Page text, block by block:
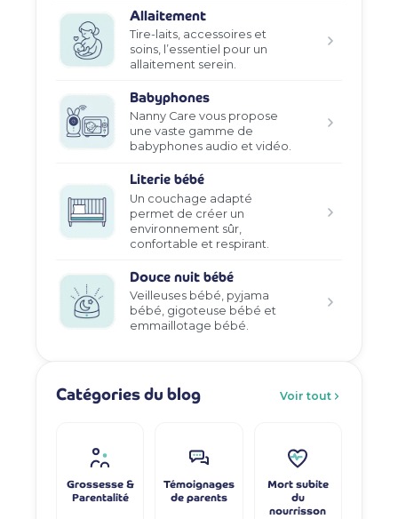
Allaitement
Tire-laits, accessoires et
soins, l’essentiel pour un
allaitement serein.
Babyphones
Nanny Care vous propose
une vaste gamme de
babyphones audio et vidéo.
Literie bébé
Un couchage adapté
permet de créer un
environnement sûr,
confortable et respirant.
Douce nuit bébé
Veilleuses bébé, pyjama
bébé, gigoteuse bébé et
emmaillotage bébé.
Catégories du blog Voir tout
Grossesse &
Parentalité
Témoignages
de parents
Mort subite
du
nourrisson